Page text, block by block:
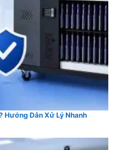
Hướng Dẫn Xử Lý Nhanh